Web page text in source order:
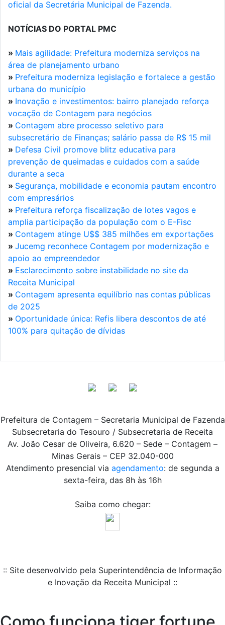
oficial da Secretária Municipal de Fazenda.
NOTÍCIAS DO PORTAL PMC
» Mais agilidade: Prefeitura moderniza serviços na
área de planejamento urbano
» Prefeitura moderniza legislação e fortalece a gestão
urbana do município
» Inovação e investimentos: bairro planejado reforça
vocação de Contagem para negócios
» Contagem abre processo seletivo para
subsecretário de Finanças; salário passa de R$ 15 mil
» Defesa Civil promove blitz educativa para
prevenção de queimadas e cuidados com a saúde
durante a seca
» Segurança, mobilidade e economia pautam encontro
com empresários
» Prefeitura reforça fiscalização de lotes vagos e
amplia participação da população com o E-Fisc
» Contagem atinge U$$ 385 milhões em exportações
» Jucemg reconhece Contagem por modernização e
apoio ao empreendedor
» Esclarecimento sobre instabilidade no site da
Receita Municipal
» Contagem apresenta equilíbrio nas contas públicas
de 2025
» Oportunidade única: Refis libera descontos de até
100% para quitação de dívidas
Prefeitura de Contagem – Secretaria Municipal de Fazenda
Subsecretaria do Tesouro / Subsecretaria de Receita
Av. João Cesar de Oliveira, 6.620 – Sede – Contagem –
Minas Gerais – CEP 32.040-000
Atendimento presencial via agendamento: de segunda a
sexta-feira, das 8h às 16h
Saiba como chegar:
:: Site desenvolvido pela Superintendência de Informação
e Inovação da Receita Municipal ::